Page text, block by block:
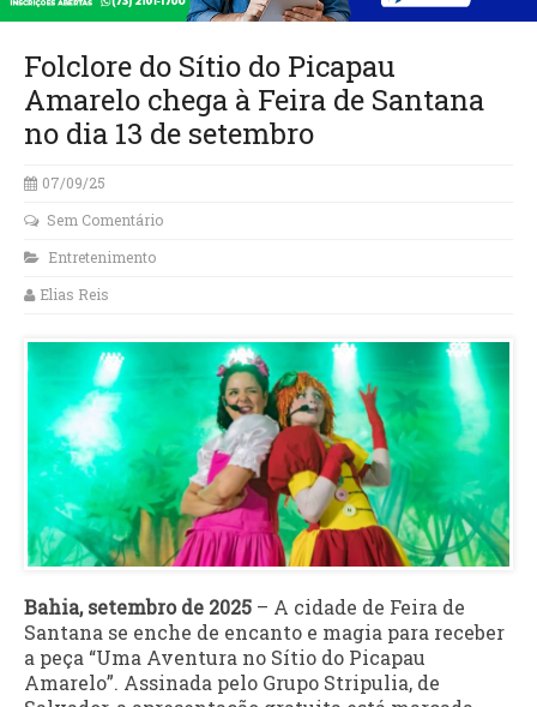
Folclore do Sítio do Picapau
Amarelo chega à Feira de Santana
no dia 13 de setembro
07/09/25
Sem Comentário
Entretenimento
Elias Reis
Bahia, setembro de 2025 – A cidade de Feira de
Santana se enche de encanto e magia para receber
a peça “Uma Aventura no Sítio do Picapau
Amarelo”. Assinada pelo Grupo Stripulia, de